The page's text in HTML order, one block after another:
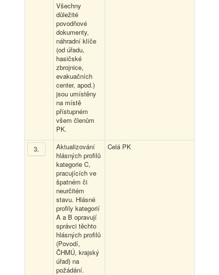
Všechny
důležité
povodňové
dokumenty,
náhradní klíče
(od úřadu,
hasičské
zbrojnice,
evakuačních
center, apod.)
jsou umístěny
na místě
přístupném
všem členům
PK.
3.
Aktualizování
hlásných profilů
kategorie C,
pracujících ve
špatném či
neurčitém
stavu. Hlásné
profily kategorií
A a B opravují
správci těchto
hlásných profilů
(Povodí,
ČHMÚ, krajský
úřad) na
požádání.
Celá PK